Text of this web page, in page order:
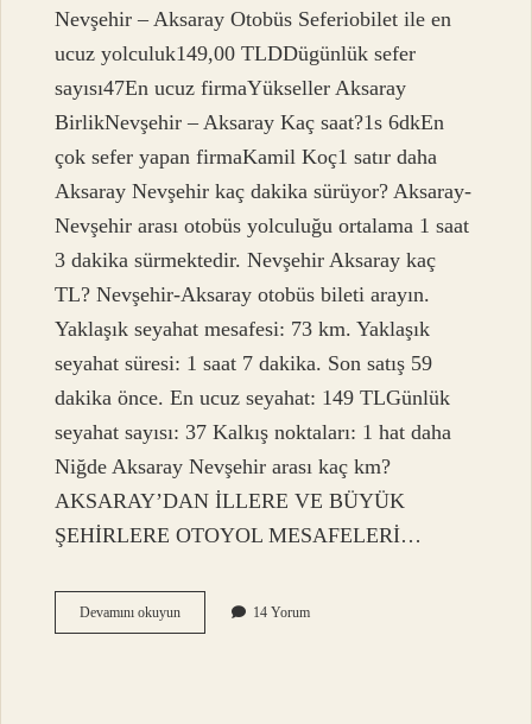
Nevşehir – Aksaray Otobüs Seferiobilet ile en
ucuz yolculuk149,00 TLDDügünlük sefer
sayısı47En ucuz firmaYükseller Aksaray
BirlikNevşehir – Aksaray Kaç saat?1s 6dkEn
çok sefer yapan firmaKamil Koç1 satır daha
Aksaray Nevşehir kaç dakika sürüyor? Aksaray-
Nevşehir arası otobüs yolculuğu ortalama 1 saat
3 dakika sürmektedir. Nevşehir Aksaray kaç
TL? Nevşehir-Aksaray otobüs bileti arayın.
Yaklaşık seyahat mesafesi: 73 km. Yaklaşık
seyahat süresi: 1 saat 7 dakika. Son satış 59
dakika önce. En ucuz seyahat: 149 TLGünlük
seyahat sayısı: 37 Kalkış noktaları: 1 hat daha
Niğde Aksaray Nevşehir arası kaç km?
AKSARAY’DAN İLLERE VE BÜYÜK
ŞEHİRLERE OTOYOL MESAFELERİ…
Devamını okuyunNevşehir
Aksaray
14 Yorum